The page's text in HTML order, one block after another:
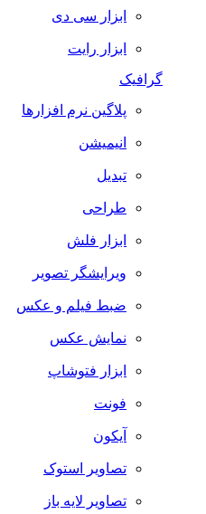
ابزار سی دی
ابزار رایت
گرافیک
پلاگین نرم افزارها
انیمیشن
تبدیل
طراحی
ابزار فلش
ویرایشگر تصویر
ضبط فيلم و عكس
نمایش عکس
ابزار فتوشاپ
فونت
آیکون
تصاویر استوک
تصاویر لایه باز